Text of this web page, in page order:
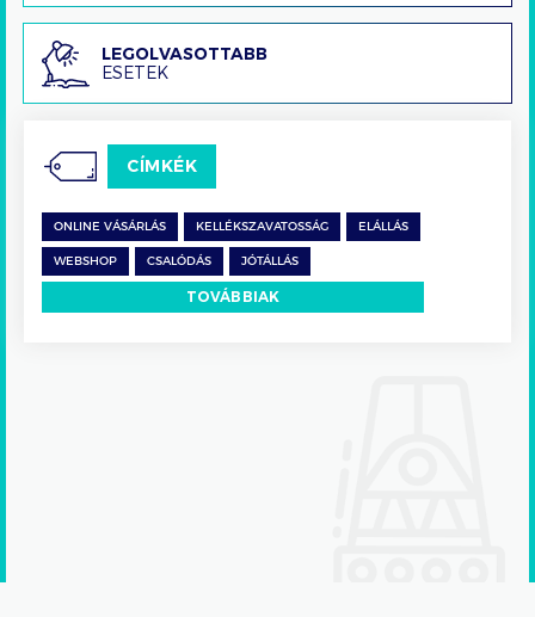
Legolvasottabb
esetek
LEGOLVASOTTABB
ESETEK
CÍMKÉK
ONLINE VÁSÁRLÁS KELLÉKSZAVATOSSÁG ELÁLLÁS
WEBSHOP CSALÓDÁS JÓTÁLLÁS
TOVÁBBIAK